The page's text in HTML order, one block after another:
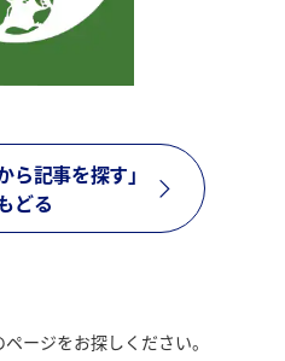
ら記事を探す」
どる
ージをお探しください。